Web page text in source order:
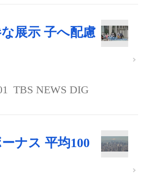
展示 子へ配慮
TBS NEWS DIG
ナス 平均100